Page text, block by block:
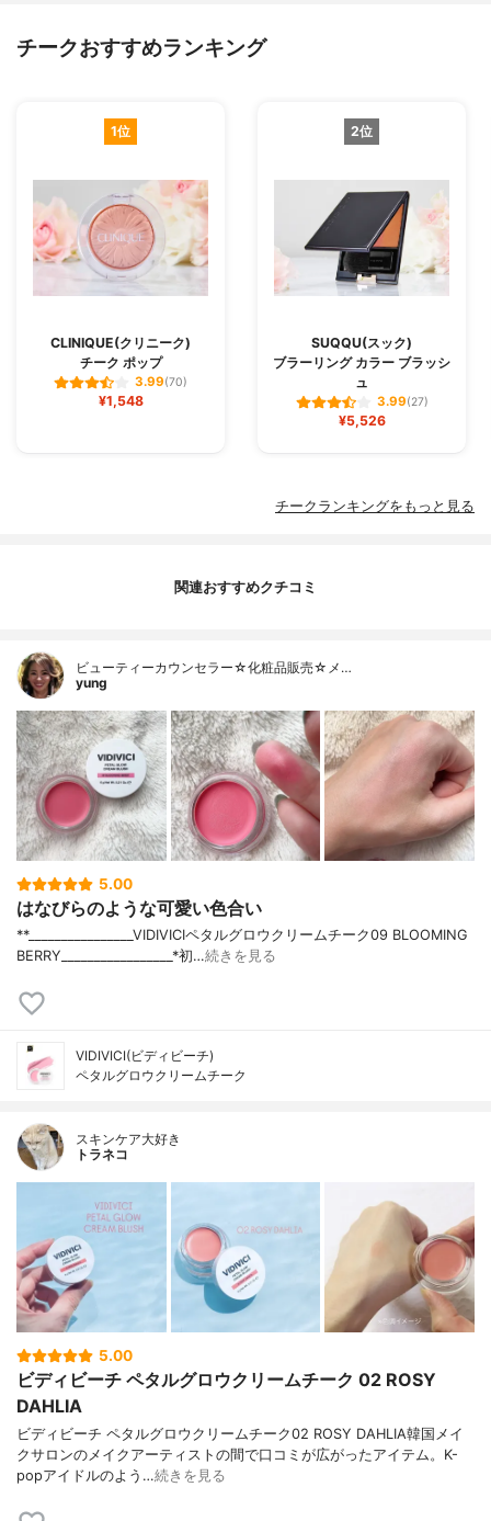
チークおすすめランキング
1位
CLINIQUE(クリニーク)
チーク ポップ
3.99(70)
¥1,548
2位
SUQQU(スック)
ブラーリング カラー ブラッシ
ュ
3.99(27)
¥5,526
チークランキングをもっと見る
関連おすすめクチコミ
ビューティーカウンセラー☆化粧品販売☆メ…
yung
5.00
はなびらのような可愛い色合い
**⁡________________⁡⁡VIDIVICI⁡ペタルグロウクリームチーク09 BLOOMING
BERRY⁡_________________*初…続きを見る
VIDIVICI(ビディビーチ)
ペタルグロウクリームチーク
スキンケア大好き
トラネコ
5.00
ビディビーチ ペタルグロウクリームチーク 02 ROSY
DAHLIA
ビディビーチ ペタルグロウクリームチーク02 ROSY DAHLIA韓国メイ
クサロンのメイクアーティストの間で口コミが広がったアイテム。K-
popアイドルのよう…続きを見る